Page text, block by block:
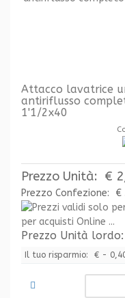
Attacco lavatrice
antiriflusso
1'1/2x40
Prezzo Unità: €
Prezzo Confezione:
€
per acquisti Online ...
Prezzo Unità lordo:
Il tuo risparmio: € -